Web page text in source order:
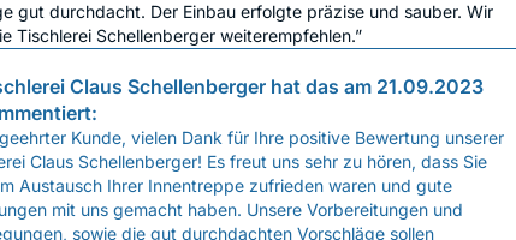
gut durchdacht. Der Einbau erfolgte präzise und sauber. Wir
Tischlerei Schellenberger weiterempfehlen.”
Claus Schellenberger hat das am 21.09.2023
Kunde, vielen Dank für Ihre positive Bewertung unserer
Claus Schellenberger! Es freut uns sehr zu hören, dass Sie
Austausch Ihrer Innentreppe zufrieden waren und gute
mit uns gemacht haben. Unsere Vorbereitungen und
sowie die gut durchdachten Vorschläge sollen